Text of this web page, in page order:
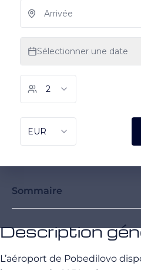
Sommaire
Description
L’aéroport de Pobedilovo